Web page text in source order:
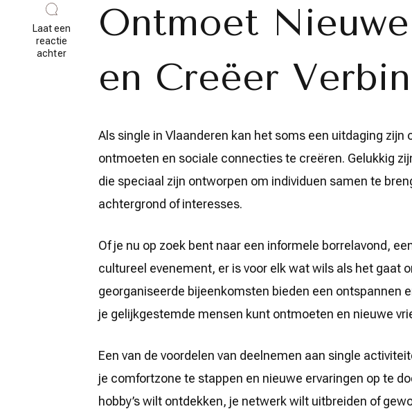
Laat een
reactie
achterop
Verbinden
Genieten
Ontmoet
en Creëer
Als single in Vlaanderen kan het soms een uitdaging zijn
ontmoeten en sociale connecties te creëren. Gelukkig
die speciaal zijn ontworpen om individuen samen te
achtergrond of interesses.
Of je nu op zoek bent naar een informele borrelavond,
cultureel evenement, er is voor elk wat wils als het gaat
georganiseerde bijeenkomsten bieden een ontspannen
je gelijkgestemde mensen kunt ontmoeten en nieuwe
Een van de voordelen van deelnemen aan single
je comfortzone te stappen en nieuwe ervaringen op te
hobby’s wilt ontdekken, je netwerk wilt uitbreiden of